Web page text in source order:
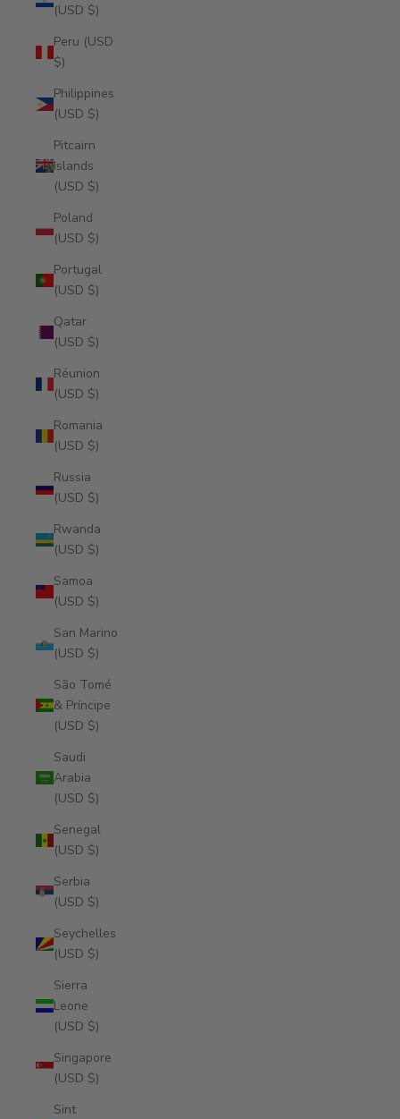
(USD $)
Peru (USD
$)
Philippines
(USD $)
Pitcairn
Islands
(USD $)
Poland
(USD $)
Portugal
(USD $)
Qatar
(USD $)
Réunion
(USD $)
Romania
(USD $)
Russia
(USD $)
Rwanda
(USD $)
Samoa
(USD $)
San Marino
(USD $)
São Tomé
& Príncipe
(USD $)
Saudi
Arabia
(USD $)
Senegal
(USD $)
Serbia
(USD $)
Seychelles
(USD $)
Sierra
Leone
(USD $)
Singapore
(USD $)
Sint